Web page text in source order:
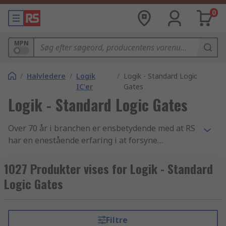
0
MPN
/ Halvledere / Logik
IC'er
/ Logik - Standard Logic
Gates
Logik - Standard Logic Gates
Over 70 år i branchen er ensbetydende med at RS
har en enestående erfaring i at forsyne
gates artikler og elektronikkomponenter. Vi yder
support til teknikere i hele verden gennem
distribution af Standard logiske gates samt
lande verden over. Vores kunder ved at de kan
1027 Produkter vises for Logik - Standard
Logic Gates
Filtre